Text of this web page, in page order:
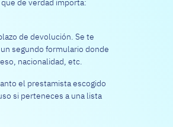
de verdad importa:
de devolución. Se te
segundo formulario donde
nacionalidad, etc.
el prestamista escogido
si perteneces a una lista